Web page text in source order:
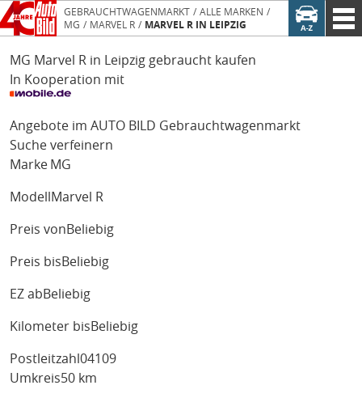
GEBRAUCHTWAGENMARKT
ALLE MARKEN
MG
MARVEL R MARVEL R IN LEIPZIG
MG Marvel R in Leipzig gebraucht kaufen
In Kooperation mit
Angebote im AUTO BILD Gebrauchtwagenmarkt
Suche verfeinern
Marke MG
Modell Marvel R
Preis von Beliebig
Preis bis Beliebig
EZ ab Beliebig
Kilometer bis Beliebig
Postleitzahl
Umkreis50 km